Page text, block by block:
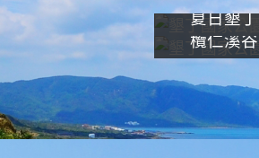
夏日墾丁
欖仁溪谷